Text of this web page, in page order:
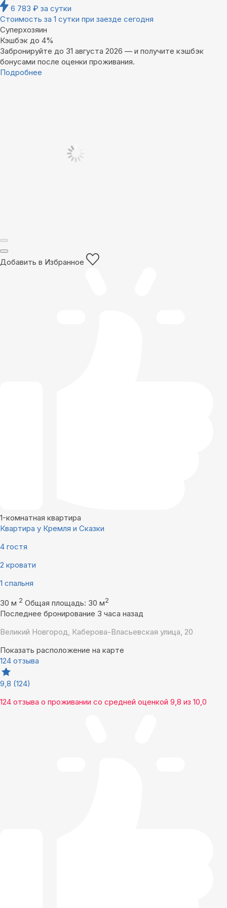
6 783 ₽ за сутки
Стоимость за 1 сутки при заезде сегодня
Суперхозяин
Кэшбэк до 4%
Забронируйте до 31 августа 2026 — и получите кэшбэк
бонусами после оценки проживания.
Подробнее
Добавить в Избранное
1-комнатная квартира
Квартира у Кремля и Сказки
4 гостя
2 кровати
1 спальня
30 м 2 Общая площадь: 30 м2
Последнее бронирование 3 часа назад
Великий Новгород, Каберова-Власьевская улица, 20
Показать расположение на карте
124 отзыва
9,8 (124)
124 отзыва о проживании со средней оценкой 9,8 из 10,0